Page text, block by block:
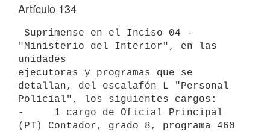
Artículo 134
"Ministerio del Interior", en las
unidades
ejecutoras y programas que se
detallan, del escalafón L "Personal
Policial", los siguientes cargos:
-     1 cargo de Oficial Principal
(PT) Contador, grado 8, programa 460